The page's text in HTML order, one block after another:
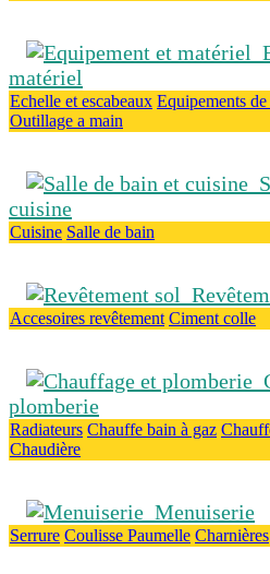
matériel
Echelle et escabeaux Equipements
Outillage a main
cuisine
Cuisine Salle de bain
Accesoires revêtement Ciment colle
plomberie
Radiateurs Chauffe bain à gaz
Chaudière
Menuiserie
Serrure Coulisse Paumelle Charnières